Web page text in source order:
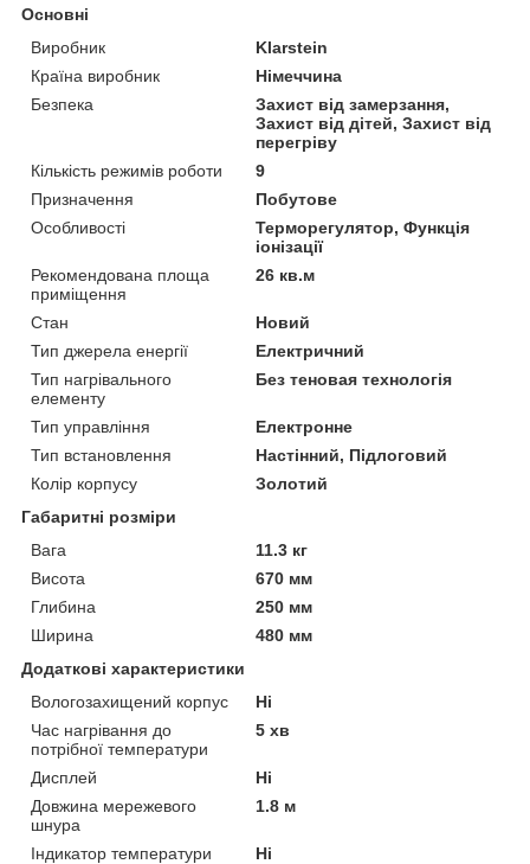
Основні
Виробник
Klarstein
Країна виробник
Німеччина
Безпека
Захист від замерзання,
Захист від дітей, Захист від
перегріву
Кількість режимів роботи
9
Призначення
Побутове
Особливості
Терморегулятор, Функція
іонізації
Рекомендована площа
приміщення
26 кв.м
Стан
Новий
Тип джерела енергії
Електричний
Тип нагрівального
елементу
Без теновая технологія
Тип управління
Електронне
Тип встановлення
Настінний, Підлоговий
Колір корпусу
Золотий
Габаритні розміри
Вага
11.3 кг
Висота
670 мм
Глибина
250 мм
Ширина
480 мм
Додаткові характеристики
Вологозахищений корпус
Ні
Час нагрівання до
потрібної температури
5 хв
Дисплей
Ні
Довжина мережевого
шнура
1.8 м
Індикатор температури
Ні